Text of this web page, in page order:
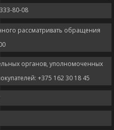
80-08
рассматривать обращения
органов, уполномоченных
+375 162 30 18 45